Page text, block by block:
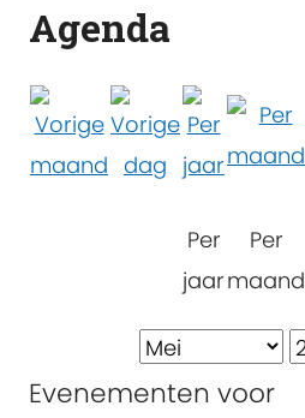
Agenda
Per
jaar
Per
maand
Evenementen voor